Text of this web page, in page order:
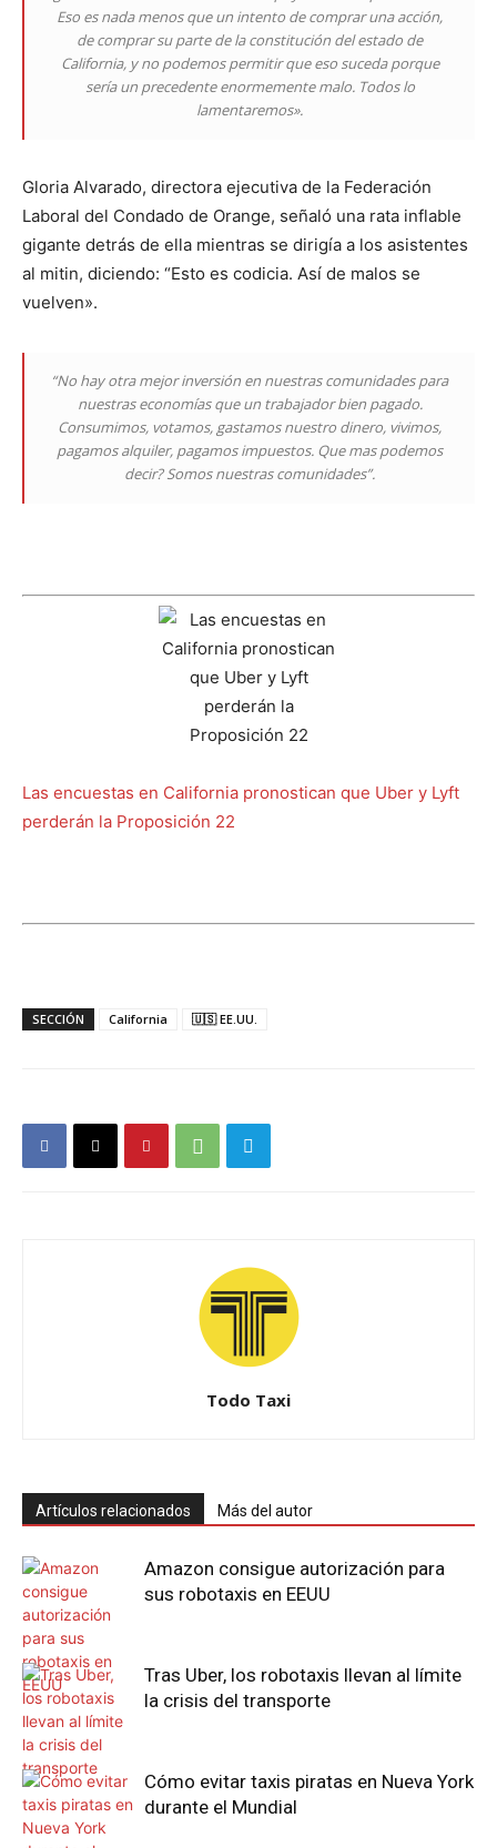
Eso es nada menos que un intento de comprar una acción,
de comprar su parte de la constitución del estado de
California, y no podemos permitir que eso suceda porque
sería un precedente enormemente malo. Todos lo
lamentaremos».
Gloria Alvarado, directora ejecutiva de la Federación
Laboral del Condado de Orange, señaló una rata inflable
gigante detrás de ella mientras se dirigía a los asistentes
al mitin, diciendo: “Esto es codicia. Así de malos se
vuelven».
“No hay otra mejor inversión en nuestras comunidades para
nuestras economías que un trabajador bien pagado.
Consumimos, votamos, gastamos nuestro dinero, vivimos,
pagamos alquiler, pagamos impuestos. Que mas podemos
decir? Somos nuestras comunidades”.
Las encuestas en California pronostican que Uber y Lyft
perderán la Proposición 22
SECCIÓN California 🇺🇸 EE.UU.
Todo Taxi
Artículos relacionados Más del autor
Amazon consigue autorización para
sus robotaxis en EEUU
Tras Uber, los robotaxis llevan al límite
la crisis del transporte
Cómo evitar taxis piratas en Nueva York
durante el Mundial